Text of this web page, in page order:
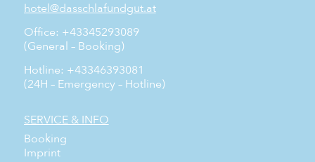
hotel@dasschlafundgut.at
Office: +43345293089
(General – Booking)
Hotline: +43346393081
(24H – Emergency – Hotline)
SERVICE & INFO
Booking
Imprint